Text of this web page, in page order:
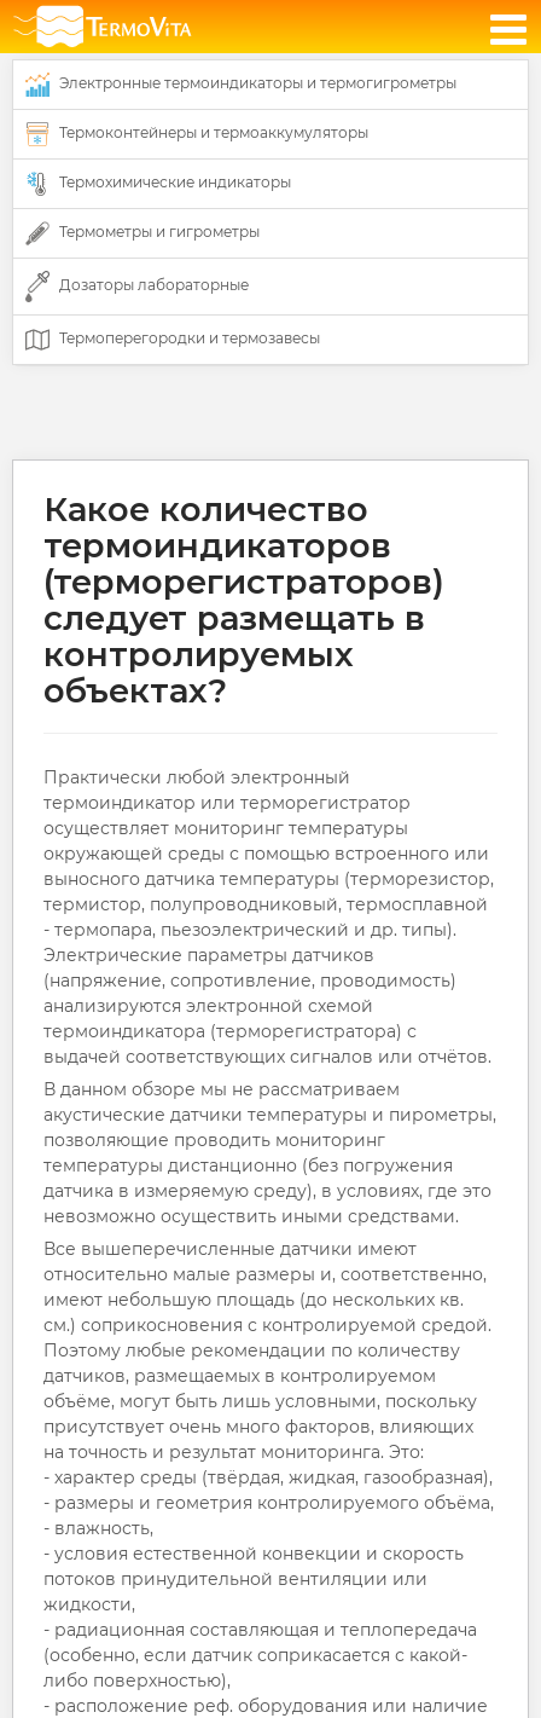
Электронные термоиндикаторы и термогигрометры
Термоконтейнеры и термоаккумуляторы
Термохимические индикаторы
Термометры и гигрометры
Дозаторы лабораторные
Термоперегородки и термозавесы
Какое количество
термоиндикаторов
(терморегистраторов)
следует размещать в
контролируемых
объектах?
Практически любой электронный
термоиндикатор или терморегистратор
осуществляет мониторинг температуры
окружающей среды с помощью встроенного или
выносного датчика температуры (терморезистор,
термистор, полупроводниковый, термосплавной
- термопара, пьезоэлектрический и др. типы).
Электрические параметры датчиков
(напряжение, сопротивление, проводимость)
анализируются электронной схемой
термоиндикатора (терморегистратора) с
выдачей соответствующих сигналов или отчётов.
В данном обзоре мы не рассматриваем
акустические датчики температуры и пирометры,
позволяющие проводить мониторинг
температуры дистанционно (без погружения
датчика в измеряемую среду), в условиях, где это
невозможно осуществить иными средствами.
Все вышеперечисленные датчики имеют
относительно малые размеры и, соответственно,
имеют небольшую площадь (до нескольких кв.
см.) соприкосновения с контролируемой средой.
Поэтому любые рекомендации по количеству
датчиков, размещаемых в контролируемом
объёме, могут быть лишь условными, поскольку
присутствует очень много факторов, влияющих
на точность и результат мониторинга. Это:
- характер среды (твёрдая, жидкая, газообразная),
- размеры и геометрия контролируемого объёма,
- влажность,
- условия естественной конвекции и скорость
потоков принудительной вентиляции или
жидкости,
- радиационная составляющая и теплопередача
(особенно, если датчик соприкасается с какой-
либо поверхностью),
- расположение реф. оборудования или наличие